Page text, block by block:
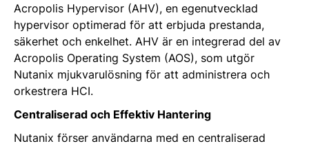
Acropolis Hypervisor (AHV), en egenutvecklad
hypervisor optimerad för att erbjuda prestanda,
säkerhet och enkelhet. AHV är en integrerad del av
Acropolis Operating System (AOS), som utgör
Nutanix mjukvarulösning för att administrera och
orkestrera HCI.
Centraliserad och Effektiv Hantering
Nutanix förser användarna med en centraliserad